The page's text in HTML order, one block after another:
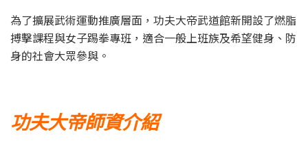
為了擴展武術運動推廣層面，功夫大帝武道館新開設了燃脂
搏擊課程與女子踢拳專班，適合一般上班族及希望健身、防
身的社會大眾參與。
功夫大帝師資介紹